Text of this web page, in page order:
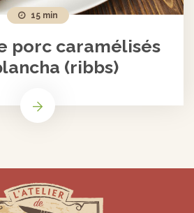
15 min
porc caramélisés
(ribbs)